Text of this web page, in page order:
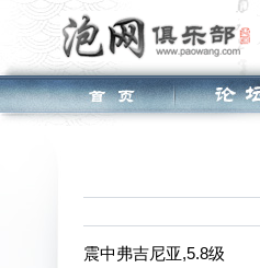
震中弗吉尼亚,5.8级